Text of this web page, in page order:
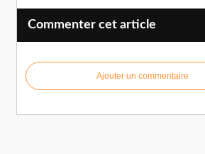
Commenter cet article
Ajouter un commentaire